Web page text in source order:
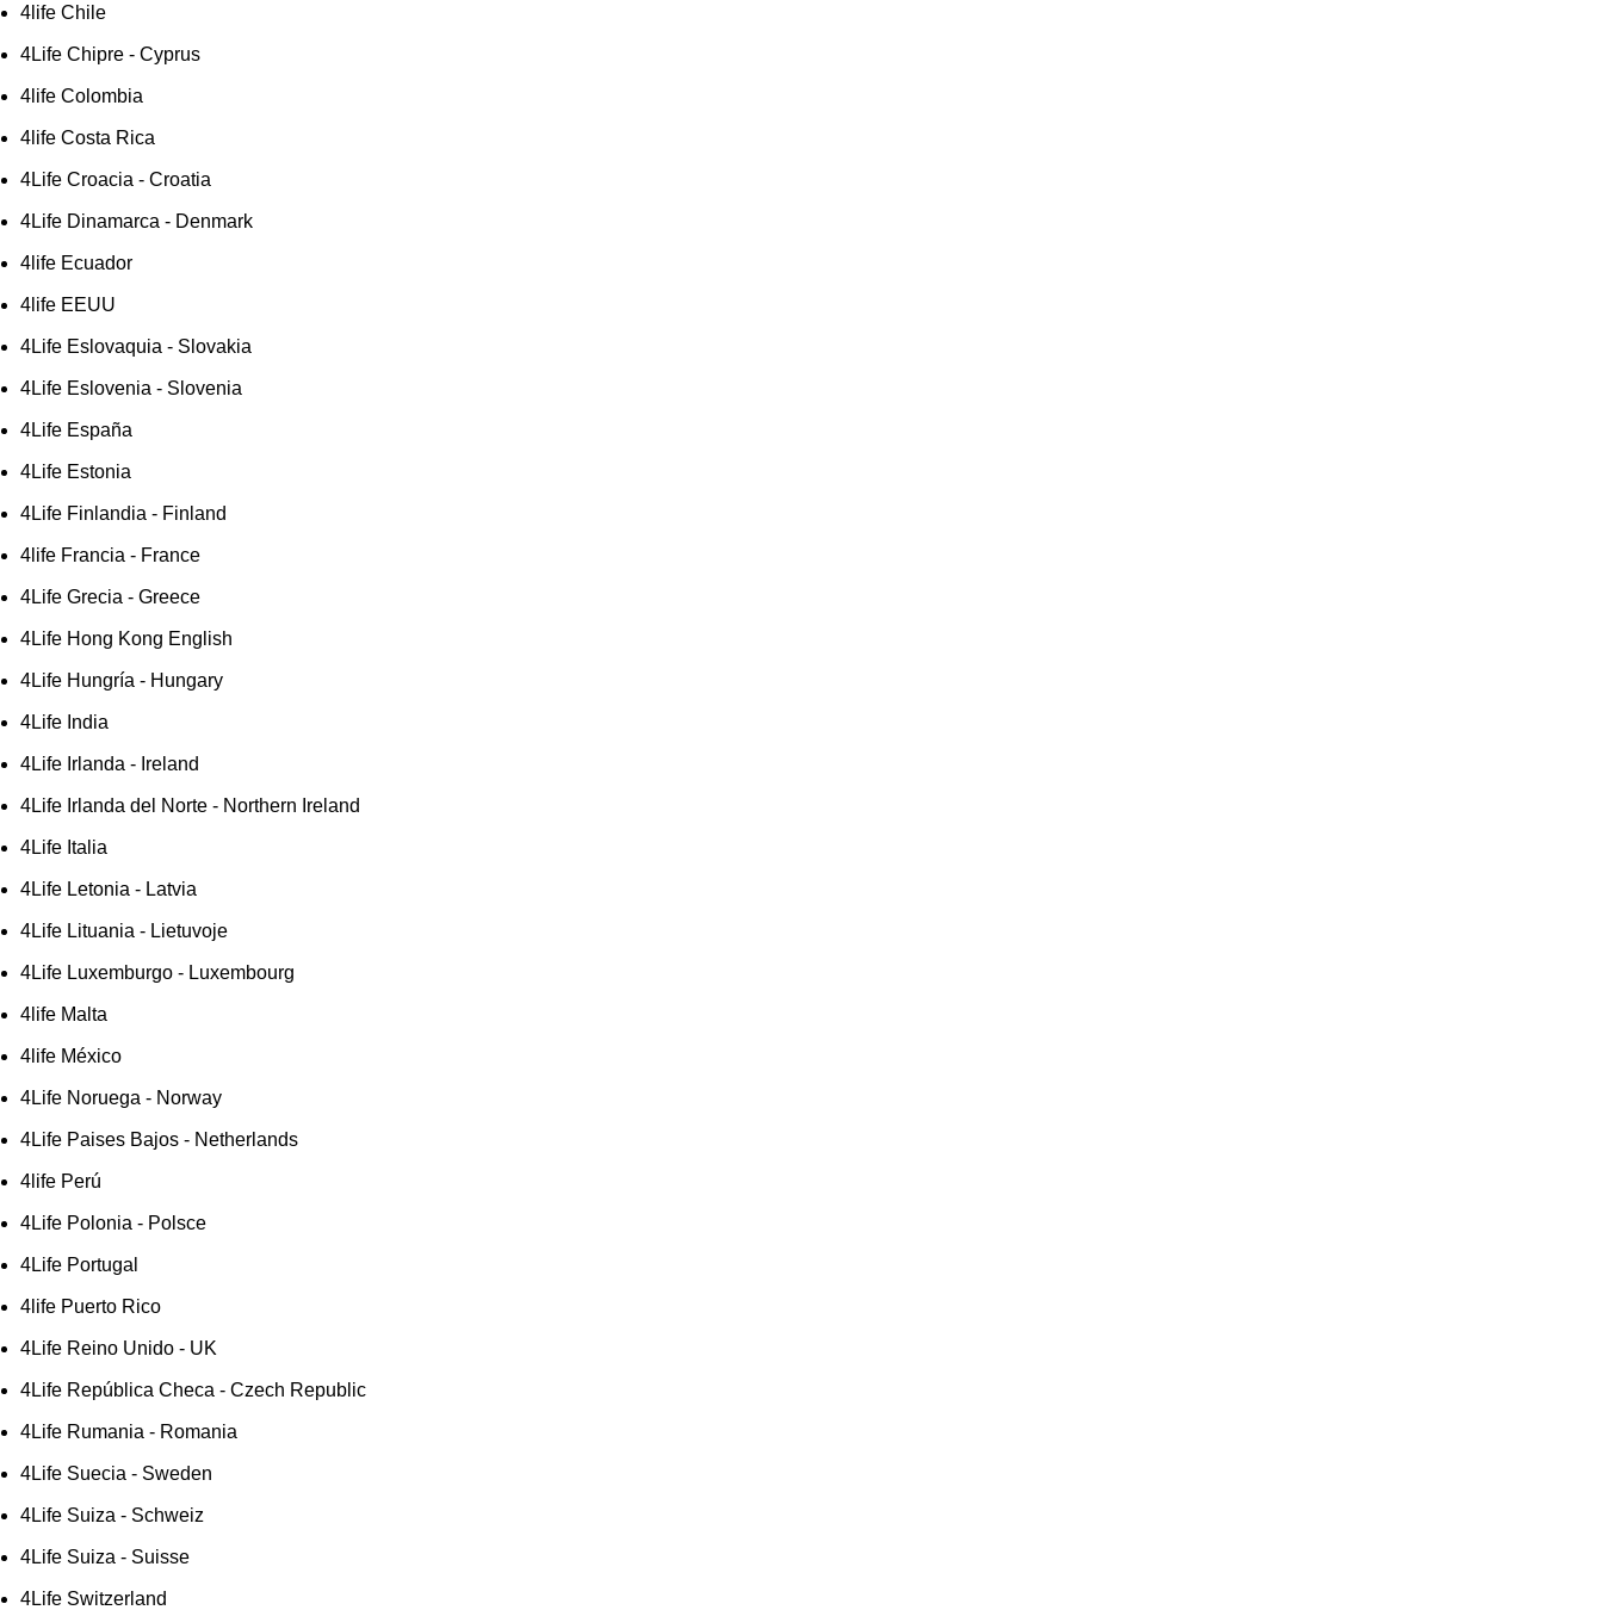
4life Chile
4Life Chipre - Cyprus
4life Colombia
4life Costa Rica
4Life Croacia - Croatia
4Life Dinamarca - Denmark
4life Ecuador
4life EEUU
4Life Eslovaquia - Slovakia
4Life Eslovenia - Slovenia
4Life España
4Life Estonia
4Life Finlandia - Finland
4life Francia - France
4Life Grecia - Greece
4Life Hong Kong English
4Life Hungría - Hungary
4Life India
4Life Irlanda - Ireland
4Life Irlanda del Norte - Northern Ireland
4Life Italia
4Life Letonia - Latvia
4Life Lituania - Lietuvoje
4Life Luxemburgo - Luxembourg
4life Malta
4life México
4Life Noruega - Norway
4Life Paises Bajos - Netherlands
4life Perú
4Life Polonia - Polsce
4Life Portugal
4life Puerto Rico
4Life Reino Unido - UK
4Life República Checa - Czech Republic
4Life Rumania - Romania
4Life Suecia - Sweden
4Life Suiza - Schweiz
4Life Suiza - Suisse
4Life Switzerland